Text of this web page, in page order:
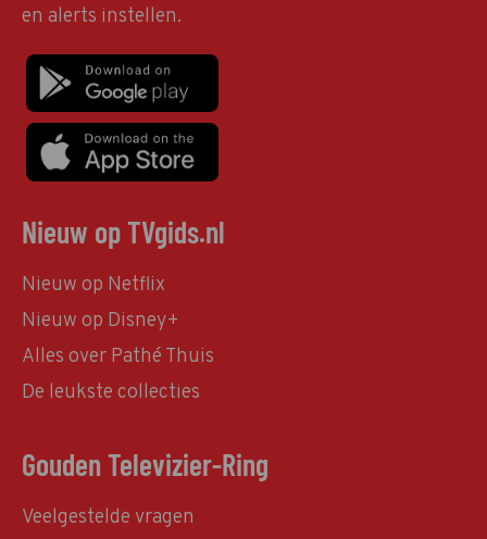
en alerts instellen.
Nieuw op TVgids.nl
Nieuw op Netflix
Nieuw op Disney+
Alles over Pathé Thuis
De leukste collecties
Gouden Televizier-Ring
Veelgestelde vragen